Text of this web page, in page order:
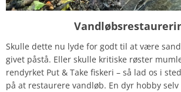
Skulle dette nu lyde for godt til at være
givet påstå. Eller skulle kritiske røster
rendyrket Put & Take fiskeri – så lad os i
på at restaurere vandløb. En dyr hobby